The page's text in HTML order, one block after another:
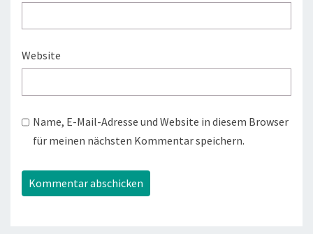
Website
Name, E-Mail-Adresse und Website in diesem Browser
für meinen nächsten Kommentar speichern.